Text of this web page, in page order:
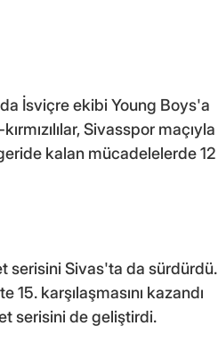
İsviçre ekibi Young Boys'a
Sivasspor maçıyla
kalan mücadelelerde 12
serisini Sivas'ta da sürdürdü.
15. karşılaşmasını kazandı
serisini de geliştirdi.